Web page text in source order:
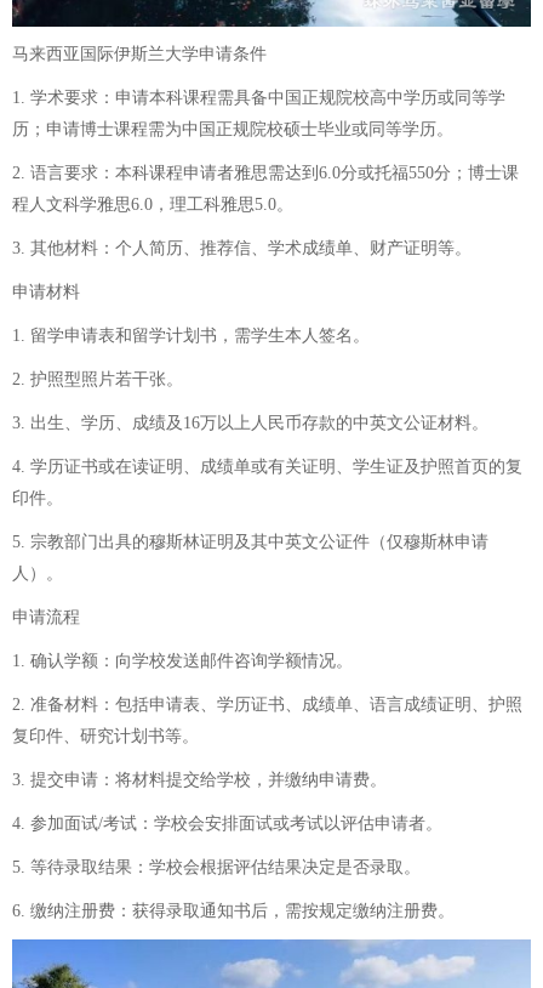
马来西亚国际伊斯兰大学申请条件
1. 学术要求：申请本科课程需具备中国正规院校高中学历或同等学
历；申请博士课程需为中国正规院校硕士毕业或同等学历。
2. 语言要求：本科课程申请者雅思需达到6.0分或托福550分；博士课
程人文科学雅思6.0，理工科雅思5.0。
3. 其他材料：个人简历、推荐信、学术成绩单、财产证明等。
申请材料
1. 留学申请表和留学计划书，需学生本人签名。
2. 护照型照片若干张。
3. 出生、学历、成绩及16万以上人民币存款的中英文公证材料。
4. 学历证书或在读证明、成绩单或有关证明、学生证及护照首页的复
印件。
5. 宗教部门出具的穆斯林证明及其中英文公证件（仅穆斯林申请
人）。
申请流程
1. 确认学额：向学校发送邮件咨询学额情况。
2. 准备材料：包括申请表、学历证书、成绩单、语言成绩证明、护照
复印件、研究计划书等。
3. 提交申请：将材料提交给学校，并缴纳申请费。
4. 参加面试/考试：学校会安排面试或考试以评估申请者。
5. 等待录取结果：学校会根据评估结果决定是否录取。
6. 缴纳注册费：获得录取通知书后，需按规定缴纳注册费。